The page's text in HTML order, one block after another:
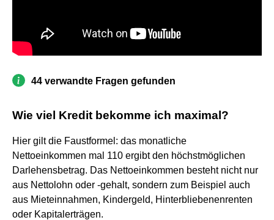
44 verwandte Fragen gefunden
Wie viel Kredit bekomme ich maximal?
Hier gilt die Faustformel: das monatliche
Nettoeinkommen mal 110 ergibt den höchstmöglichen
Darlehensbetrag. Das Nettoeinkommen besteht nicht nur
aus Nettolohn oder -gehalt, sondern zum Beispiel auch
aus Mieteinnahmen, Kindergeld, Hinterbliebenenrenten
oder Kapitalerträgen.